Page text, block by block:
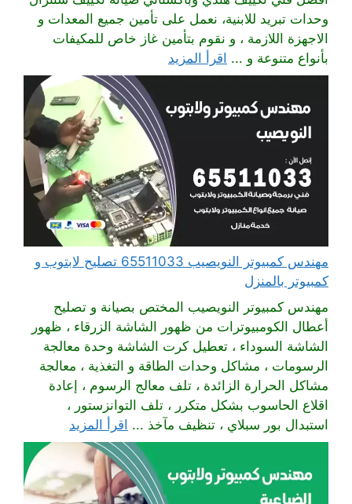
وحدات تبريد للابنية، نعمل على تأمين جميع المعدات و
الاجهزة اللازمة ، و نقوم بتأمين غاز خاص للمكيفات
بأنواع متنوعة و ... اقرأ المزيد
مهندس كمبيوتر النويصيب 65511033 تصليح لابتوب و
كمبيوتر بالمنزل
مهندس كمبيوتر النويصيب المختص بصيانة و تصليح
أعطال الكومبيوترات من ظهور الشاشة الزرقاء ، ظهور
الشاشة السوداء ، تعطيل كرت الشاشة وحدة معالجة
الرسومات ، مشاكل وحدات الطاقة و التغذية ، معالجة
مشاكل الحرارة الزائدة ، تلف معالج الرسوم ، إعادة
اقلاع الحاسوب بشكل متكرر ، تلف التوانزستور ،
استبدال بور سبلاي ، تنظيف مآخذ ... اقرأ المزيد